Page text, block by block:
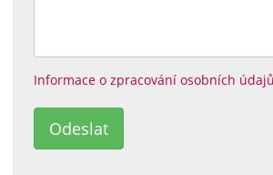
Informace o zpracování osobních údajů